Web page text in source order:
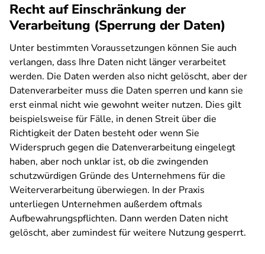
Recht auf Einschränkung der
Verarbeitung (Sperrung der Daten)
Unter bestimmten Voraussetzungen können Sie auch
verlangen, dass Ihre Daten nicht länger verarbeitet
werden. Die Daten werden also nicht gelöscht, aber der
Datenverarbeiter muss die Daten sperren und kann sie
erst einmal nicht wie gewohnt weiter nutzen. Dies gilt
beispielsweise für Fälle, in denen Streit über die
Richtigkeit der Daten besteht oder wenn Sie
Widerspruch gegen die Datenverarbeitung eingelegt
haben, aber noch unklar ist, ob die zwingenden
schutzwürdigen Gründe des Unternehmens für die
Weiterverarbeitung überwiegen. In der Praxis
unterliegen Unternehmen außerdem oftmals
Aufbewahrungspflichten. Dann werden Daten nicht
gelöscht, aber zumindest für weitere Nutzung gesperrt.